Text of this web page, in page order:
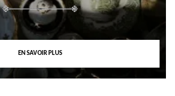
EN SAVOIR PLUS